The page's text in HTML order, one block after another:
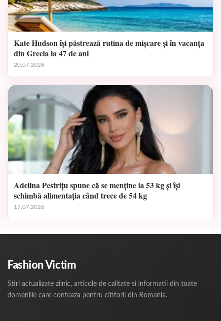
Kate Hudson își păstrează rutina de mișcare și în vacanța
din Grecia la 47 de ani
20.07.2026
Adelina Pestrițu spune că se menține la 53 kg și își
schimbă alimentația când trece de 54 kg
17.07.2026
Fashion Victim
Stiri actualizate zilnic, articole de calitate si informatii din toate
domeniile care conteaza pentru cititorii din Romania.